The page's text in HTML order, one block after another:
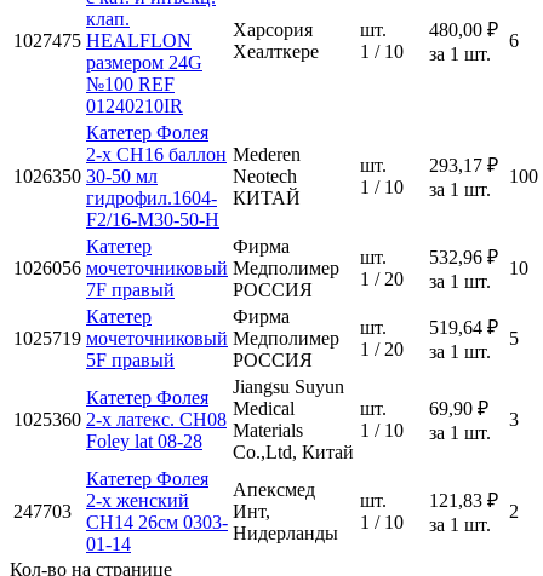
1027475
клап.
HEALFLON
размером 24G
№100 REF
01240210IR
Харсория
Хеалткере
шт.
1 / 10
480,00 ₽
за 1 шт.
6
1026350
Катетер Фолея
2-х CH16 баллон
30-50 мл
гидрофил.1604-
F2/16-M30-50-Н
Mederen
Neotech
КИТАЙ
шт.
1 / 10
293,17 ₽
за 1 шт.
100
1026056
Катетер
мочеточниковый
7F правый
Фирма
Медполимер
РОССИЯ
шт.
1 / 20
532,96 ₽
за 1 шт.
10
1025719
Катетер
мочеточниковый
5F правый
Фирма
Медполимер
РОССИЯ
шт.
1 / 20
519,64 ₽
за 1 шт.
5
1025360
Катетер Фолея
2-х латекс. CH08
Foley lat 08-28
Jiangsu Suyun
Medical
Materials
Co.,Ltd, Китай
шт.
1 / 10
69,90 ₽
за 1 шт.
3
247703
Катетер Фолея
2-х женский
CH14 26см 0303-
01-14
Апексмед
Инт,
Нидерланды
шт.
1 / 10
121,83 ₽
за 1 шт.
2
Кол-во на странице